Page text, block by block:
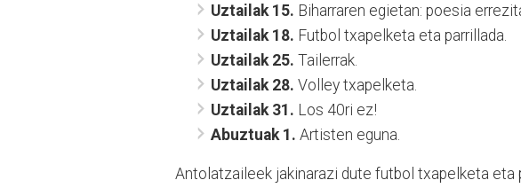
Uztailak 15. Biharraren egietan: poesia
Uztailak 18. Futbol txapelketa eta parrillada.
Uztailak 25. Tailerrak.
Uztailak 28. Volley txapelketa.
Uztailak 31. Los 40ri ez!
Abuztuak 1. Artisten eguna.
Antolatzaileek jakinarazi dute futbol txapelketa eta